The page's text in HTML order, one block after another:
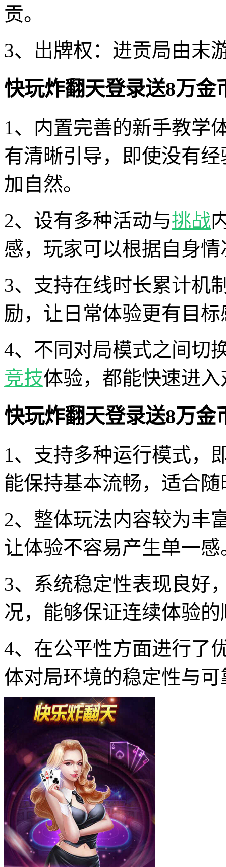
贡。
3、出牌权：进贡局由末
快玩炸翻天登录送8万金
1、内置完善的新手教学
有清晰引导，即使没有
加自然。
2、设有多种活动与挑战
感，玩家可以根据自身
3、支持在线时长累计机
励，让日常体验更有目
4、不同对局模式之间切
竞技体验，都能快速进
快玩炸翻天登录送8万金
1、支持多种运行模式，
能保持基本流畅，适合
2、整体玩法内容较为丰
让体验不容易产生单一感
3、系统稳定性表现良好
况，能够保证连续体验
4、在公平性方面进行了
体对局环境的稳定性与可